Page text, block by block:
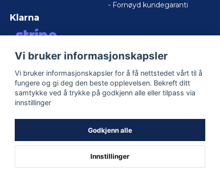
Klarna
VISA/MASTERCARD/AMERICAN
- Fornøyd kundegaranti
Følg oss
Vi bruker informasjonskapsler
Vi bruker informasjonskapsler for å få nettstedet vårt til å
fungere og gi deg den beste opplevelsen. Bekreft ditt
samtykke ved å trykke på godkjenn alle eller tilpass via
innstillinger
Godkjenn alle
Innstillinger